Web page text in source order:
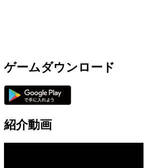
ゲームダウンロード
紹介動画